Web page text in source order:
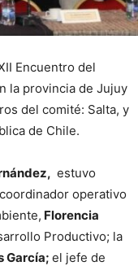
Encuentro del
la provincia de Jujuy
del comité: Salta, y
de Chile.
estuvo
operativo
Florencia
Productivo; la
García; el jefe de